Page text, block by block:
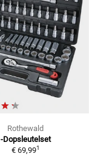
Rothewald
-Dopsleutelset
€ 69,991